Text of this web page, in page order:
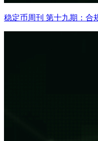
稳定币周刊 第十九期：合